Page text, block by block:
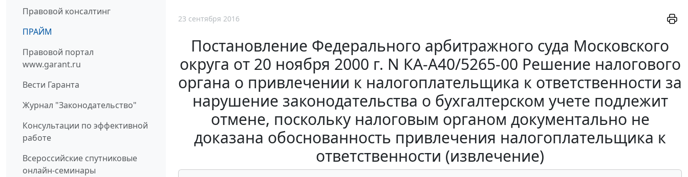
Правовой консалтинг
ПРАЙМ
Правовой портал
www.garant.ru
Вести Гаранта
Журнал "Законодательство"
Консультации по эффективной
работе
Всероссийские спутниковые
онлайн-семинары
23 сентября 2016
Постановление Федерального арбитражного суда Московского
округа от 20 ноября 2000 г. N КА-А40/5265-00 Решение налогового
органа о привлечении к налогоплательщика к ответственности за
нарушение законодательства о бухгалтерском учете подлежит
отмене, поскольку налоговым органом документально не
доказана обоснованность привлечения налогоплательщика к
ответственности (извлечение)